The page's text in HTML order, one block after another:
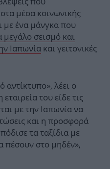
μέσα κοινωνικής
με ένα μάνγκα που
μεγάλο σεισμό και
Ιαπωνία και γειτονικές
αντίκτυπο», λέει ο
του είδε τις
με την Ιαπωνία να
και η προσφορά
τα ταξίδια με
πέσουν στο μηδέν»,